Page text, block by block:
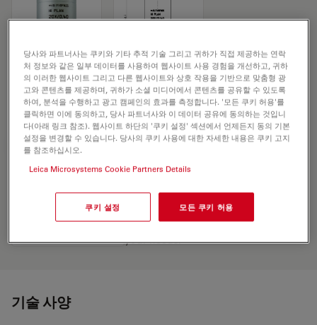
Microscope Objective HI PLAN 20x/0,40
POL
견적 요청하기
Discover the perfect solution. Explore
Objective Finder, compare
alternatives, and find the best fit for
your needs.
기술 사양
당사와 파트너사는 쿠키와 기타 추적 기술 그리고 귀하가 직접 제공하는 연락
처 정보와 같은 일부 데이터를 사용하여 웹사이트 사용 경험을 개선하고, 귀하
의 이러한 웹사이트 그리고 다른 웹사이트와 상호 작용을 기반으로 맞춤형 광
고와 콘텐츠를 제공하며, 귀하가 소셜 미디어에서 콘텐츠를 공유할 수 있도록
하여, 분석을 수행하고 광고 캠페인의 효과를 측정합니다. '모든 쿠키 허용'를
클릭하면 이에 동의하고, 당사 파트너사와 이 데이터 공유에 동의하는 것입니
다(아래 링크 참조). 웹사이트 하단의 '쿠키 설정' 섹션에서 언제든지 동의 기본
설정을 변경할 수 있습니다. 당사의 쿠키 사용에 대한 자세한 내용은 쿠키 고지
를 참조하십시오.
Leica Microsystems Cookie Partners Details
쿠키 설정 모든 쿠키 허용